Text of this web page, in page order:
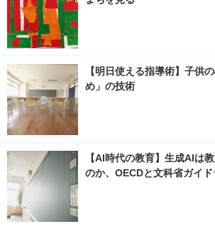
【明日使える指導術】子供
め」の技術
【AI時代の教育】生成AIは
のか、OECDと文科省ガイ